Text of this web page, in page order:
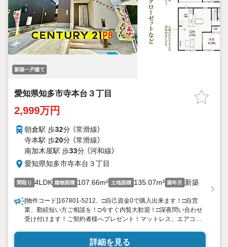
新築一戸建て
愛知県知多市寺本台３丁目
2,999万円
朝倉駅 歩32分 （常滑線）
寺本駅 歩20分 （常滑線）
南加木屋駅 歩33分 （河和線）
愛知県知多市寺本台３丁目
間取り 4LDK 建物面積 107.66m² 土地面積 135.07m² 築年月 新築
[物件コード]167801-5212、□自己資金0で購入出来ます！□自営
業、勤続短い方ご相談を！□今すぐ内覧大歓迎！□深夜問い合わせ
受け付けます！ご契約者様へプレゼント！マットレス、エアコ
す。(景品法規約上限内商品）プレゼント情報見ましたとお伝え下
詳細を見る